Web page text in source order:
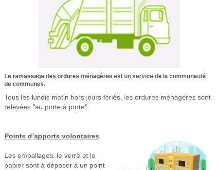
Le ramassage des ordures ménagères est un service de la communauté
de communes.
Tous les lundis matin hors jours fériés, les ordures ménagères sont
relevées "au porte à porte".
Points d’apports volontaires
Les emballages, le verre et le
papier sont à déposer à un point